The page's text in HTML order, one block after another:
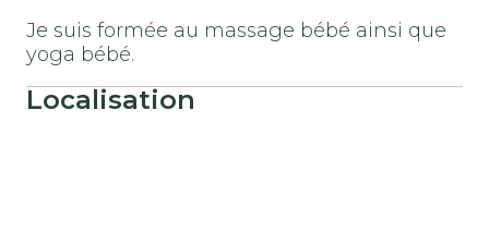
Je suis formée au massage bébé ainsi que
yoga bébé.
Localisation